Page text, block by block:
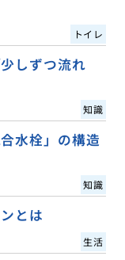
トイレ
しずつ流れ
知識
水栓」の構造
知識
とは
生活